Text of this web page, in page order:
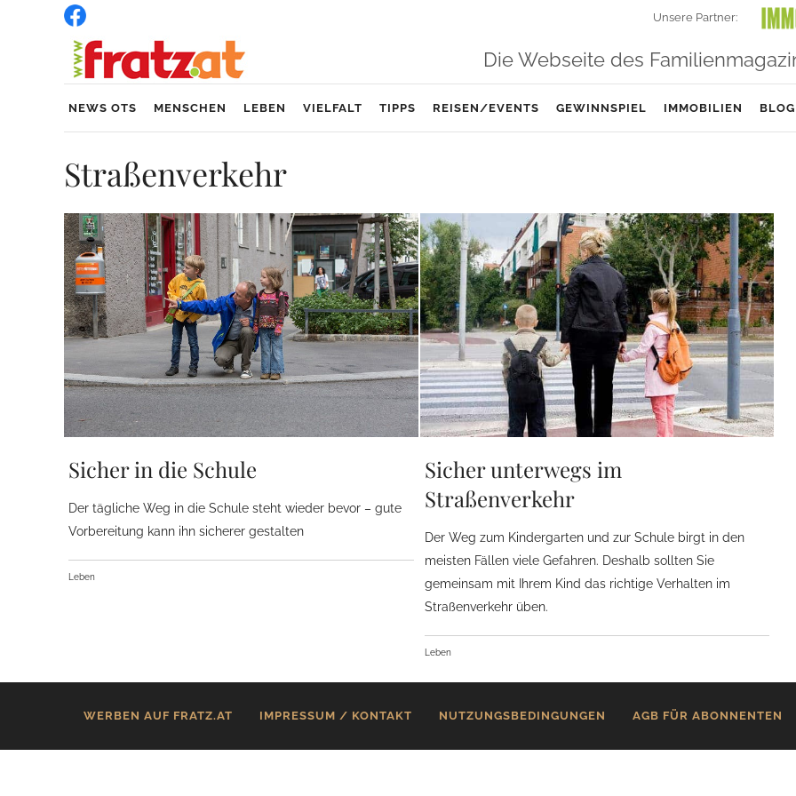
Unsere Partner:
Die Webseite des
NEWS OTS MENSCHEN LEBEN VIELFALT TIPPS REISEN/EVENTS GEWINNSPIEL IMMOBILIEN BLOG
Straßenverkehr
Sicher in die Schule
Der tägliche Weg in die Schule steht wieder bevor – gute
Vorbereitung kann ihn sicherer gestalten
Leben
Sicher unterwegs im
Straßenverkehr
Der Weg zum Kindergarten und zur Schule birgt in den
meisten Fällen viele Gefahren. Deshalb sollten Sie
gemeinsam mit Ihrem Kind das richtige Verhalten im
Straßenverkehr üben.
Leben
WERBEN AUF FRATZ.AT IMPRESSUM / KONTAKT NUTZUNGSBEDINGUNGEN AGB FÜR ABONNENTEN